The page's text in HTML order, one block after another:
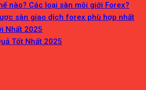
nào? Các loại sàn môi giới Forex?
sàn giao dịch forex phù hợp nhất
Nhất 2025
Tốt Nhất 2025